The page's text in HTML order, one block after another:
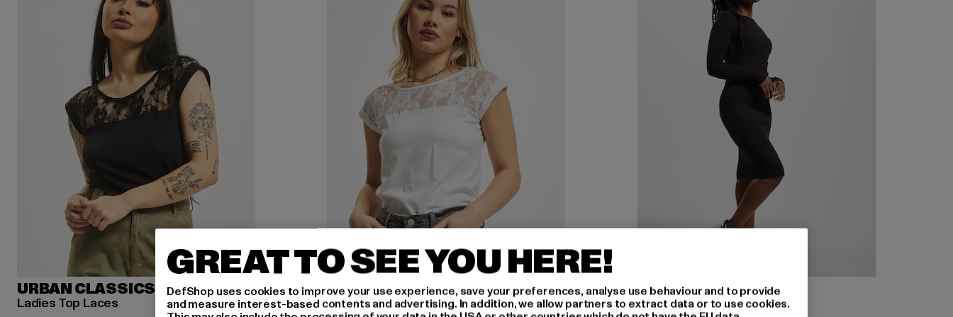
URBAN CLASSICS
Ladies Top Laces
URBAN CLASSICS
Ladies Top Laces
URBAN CLASSICS
Rib
GREAT TO SEE YOU HERE!
DefShop uses cookies to improve your use experience, save your preferences, analyse use behaviour and to provide
and measure interest-based contents and advertising. In addition, we allow partners to extract data or to use cookies.